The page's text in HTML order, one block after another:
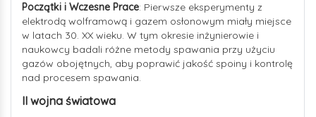
Początki i Wczesne Prace: Pierwsze eksperymenty z
elektrodą wolframową i gazem osłonowym miały miejsce
w latach 30. XX wieku. W tym okresie inżynierowie i
naukowcy badali różne metody spawania przy użyciu
gazów obojętnych, aby poprawić jakość spoiny i kontrolę
nad procesem spawania.
II wojna światowa